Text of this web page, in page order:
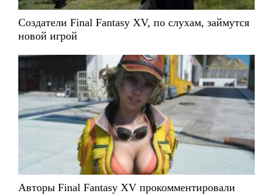
Создатели Final Fantasy XV, по слухам, займутся
новой игрой
Авторы Final Fantasy XV прокомментировали